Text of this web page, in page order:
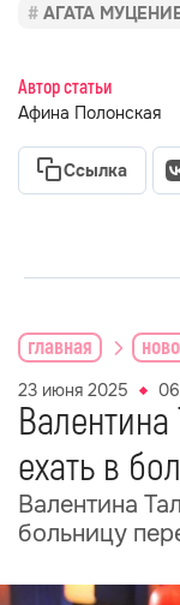
АГАТА
Автор статьи
Афина Полонская
Ссылка
главная
23 июня 2025
ехать в
Валентина
больницу